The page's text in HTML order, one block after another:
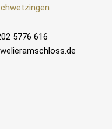
5776 616